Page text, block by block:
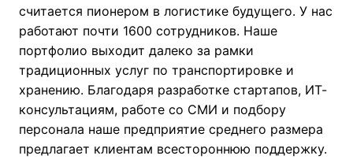
считается пионером в логистике будущего. У нас
работают почти 1600 сотрудников. Наше
портфолио выходит далеко за рамки
традиционных услуг по транспортировке и
хранению. Благодаря разработке стартапов, ИТ-
консультациям, работе со СМИ и подбору
персонала наше предприятие среднего размера
предлагает клиентам всестороннюю поддержку.